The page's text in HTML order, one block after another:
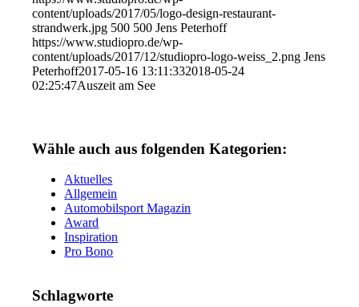
content/uploads/2017/05/logo-design-restaurant-
strandwerk.jpg 500 500 Jens Peterhoff
https://www.studiopro.de/wp-
content/uploads/2017/12/studiopro-logo-weiss_2.png Jens
Peterhoff2017-05-16 13:11:332018-05-24
02:25:47Auszeit am See
Wähle auch aus folgenden Kategorien:
Aktuelles
Allgemein
Automobilsport Magazin
Award
Inspiration
Pro Bono
Schlagworte